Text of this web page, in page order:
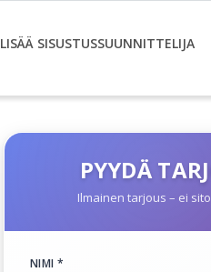
LISÄÄ SISUSTUSSUUNNITTELIJA
PYYDÄ
Ilmainen tarjous – ei
NIMI *